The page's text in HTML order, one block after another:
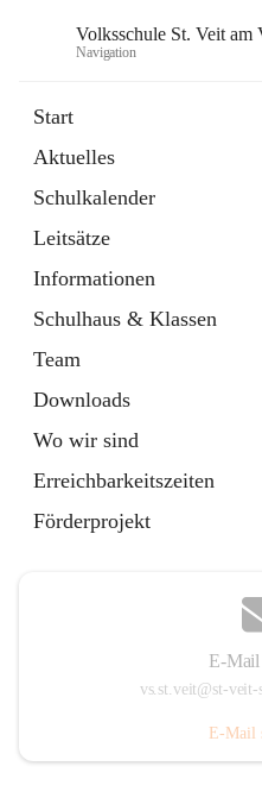
Volksschule St. Veit am
Navigation
Start
Aktuelles
Schulkalender
Leitsätze
Informationen
Schulhaus & Klassen
Team
Downloads
Wo wir sind
Erreichbarkeitszeiten
Förderprojekt
E-Mail
vs.st.veit@st-veit-
E-Mail